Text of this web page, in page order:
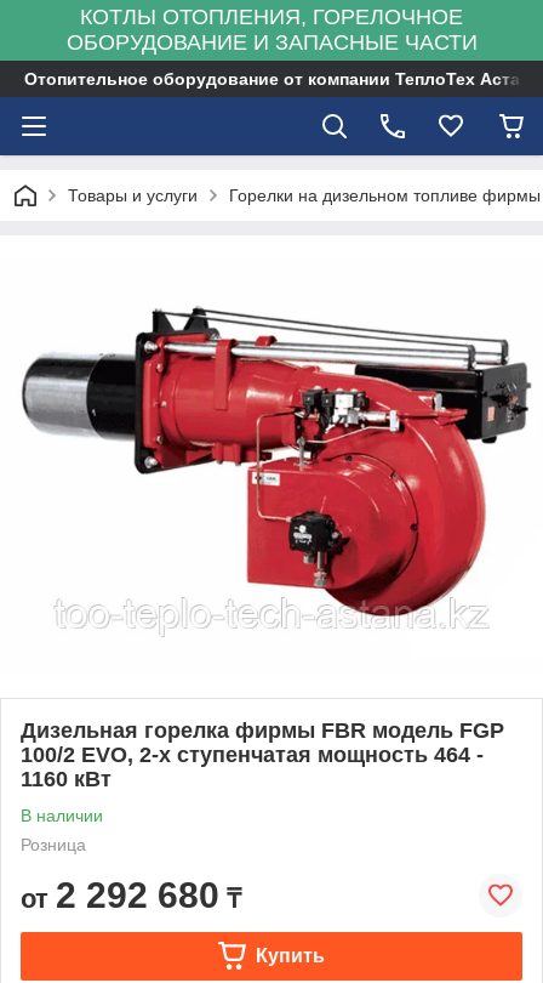
КОТЛЫ ОТОПЛЕНИЯ, ГОРЕЛОЧНОЕ
ОБОРУДОВАНИЕ И ЗАПАСНЫЕ ЧАСТИ
Отопительное оборудование от компании ТеплоТех Астана
Товары и услуги Горелки на дизельном топливе
Дизельная горелка фирмы FBR модель FGP
100/2 EVO, 2-х ступенчатая мощность 464 -
1160 кВт
В наличии
Розница
от 2 292 680 ₸
Купить